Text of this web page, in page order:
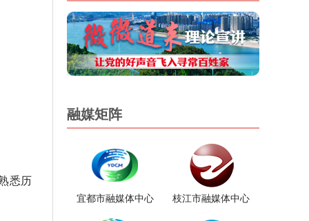
悉历
融媒矩阵
宜都市融媒体中心 枝江市融媒体中心